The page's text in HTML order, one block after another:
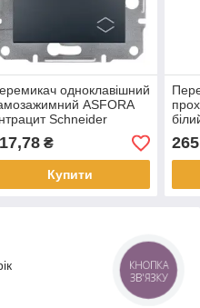
одноклавішний
ASFORA
Schneider
₴
Купити
КНОПКА
ЗВ'ЯЗКУ